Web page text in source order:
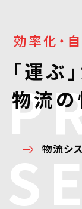
効率化・
「運ぶ
物流の
物流シ